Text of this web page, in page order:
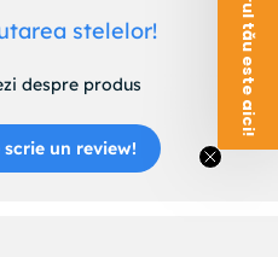
stelelor!
despre produs
un review!